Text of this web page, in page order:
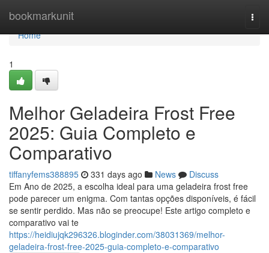
bookmarkunit
Home
Home
1
Melhor Geladeira Frost Free
2025: Guia Completo e
Comparativo
tiffanyfems388895 331 days ago News
Discuss
Em Ano de 2025, a escolha ideal para uma geladeira frost free
pode parecer um enigma. Com tantas opções disponíveis, é fácil
se sentir perdido. Mas não se preocupe! Este artigo completo e
comparativo vai te
https://heidiujqk296326.bloginder.com/38031369/melhor-
geladeira-frost-free-2025-guia-completo-e-comparativo